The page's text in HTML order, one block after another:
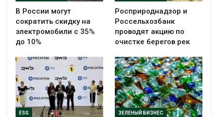
В России могут
сократить скидку на
электромобили с 35%
до 10%
Росприроднадзор и
Россельхозбанк
проводят акцию по
очистке берегов рек
ESG ЗЕЛЕНЫЙ БИЗНЕС